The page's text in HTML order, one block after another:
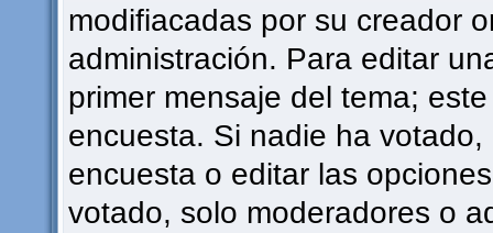
modifiacadas por su creador
administración. Para editar
primer mensaje del tema;
encuesta. Si nadie ha
encuesta o editar las
votado, solo moderadores o